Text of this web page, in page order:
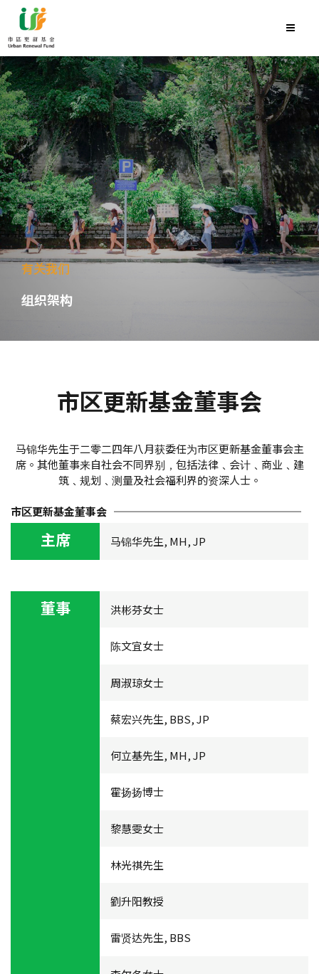
有关我们
组织架构
市区更新基金董事会
马锦华先生于二零二四年八月获委任为市区更新基金董事会主
席。其他董事来自社会不同界别﹐包括法律﹑会计﹑商业﹑建
筑﹑规划﹑测量及社会福利界的资深人士。
市区更新基金董事会
主席 马锦华先生, MH, JP
董事 洪彬芬女士
陈文宜女士
周淑琼女士
蔡宏兴先生, BBS, JP
何立基先生, MH, JP
霍扬扬博士
黎慧雯女士
林光祺先生
劉升阳教授
雷贤达先生, BBS